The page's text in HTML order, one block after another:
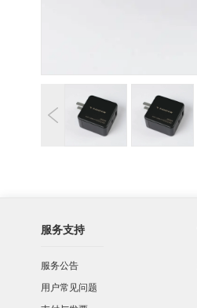
服务支持
服务公告
用户常见问题